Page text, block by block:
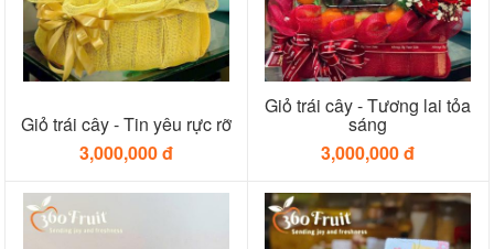
Giỏ trái cây - Tin yêu rực rỡ
3,000,000 đ
Giỏ trái cây - Tương lai tỏa
sáng
3,000,000 đ